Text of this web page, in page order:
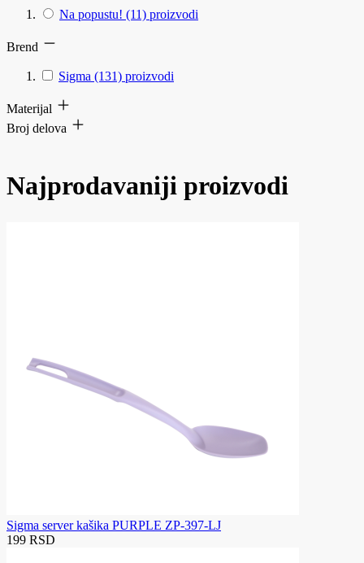
Na popustu! (11) proizvodi
Brend
Sigma (131) proizvodi
Materijal
Broj delova
Najprodavaniji proizvodi
Sigma server kašika PURPLE ZP-397-LJ
199 RSD